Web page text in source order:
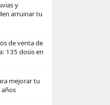
y
arruinar tu
de venta de
135 dosis en
mejorar tu